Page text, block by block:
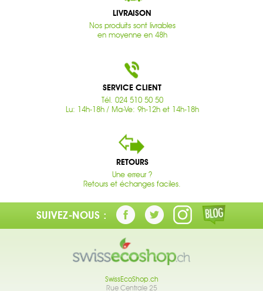
LIVRAISON
Nos produits sont livrables
en moyenne en 48h
SERVICE CLIENT
Tél. 024 510 50 50
Lu: 14h-18h / Ma-Ve: 9h-12h et 14h-18h
RETOURS
Une erreur ?
Retours et échanges faciles.
SUIVEZ-NOUS :
SwissEcoShop.ch
Rue Centrale 25